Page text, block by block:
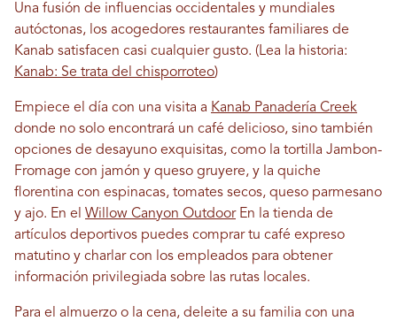
Una fusión de influencias occidentales y mundiales
autóctonas, los acogedores restaurantes familiares de
Kanab satisfacen casi cualquier gusto. (Lea la historia:
Kanab: Se trata del chisporroteo)
Empiece el día con una visita a Kanab Panadería Creek
donde no solo encontrará un café delicioso, sino también
opciones de desayuno exquisitas, como la tortilla Jambon-
Fromage con jamón y queso gruyere, y la quiche
florentina con espinacas, tomates secos, queso parmesano
y ajo. En el Willow Canyon OutdoorEn la tienda de
artículos deportivos puedes comprar tu café expreso
matutino y charlar con los empleados para obtener
información privilegiada sobre las rutas locales.
Para el almuerzo o la cena, deleite a su familia con una